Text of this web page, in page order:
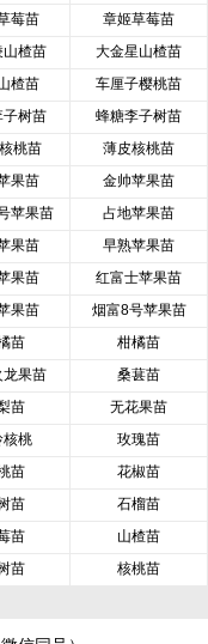
莓苗
章姬草莓苗
山楂苗
大金星山楂苗
楂苗
车厘子樱桃苗
子树苗
蜂糖李子树苗
桃苗
薄皮核桃苗
果苗
金帅苹果苗
苹果苗
占地苹果苗
果苗
早熟苹果苗
果苗
红富士苹果苗
果苗
烟富8号苹果苗
苗
柑橘苗
龙果苗
桑葚苗
苗
无花果苗
核桃
玫瑰苗
苗
花椒苗
苗
石榴苗
苗
山楂苗
苗
核桃苗